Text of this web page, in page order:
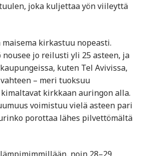
joka kuljettaa yön viileyttä
kirkastuu nopeasti.
jo reilusti yli 25 asteen, ja
kuten Tel Avivissa,
– meri tuoksuu
kirkkaan auringon alla.
voimistuu vielä asteen pari
porottaa lähes pilvettömältä